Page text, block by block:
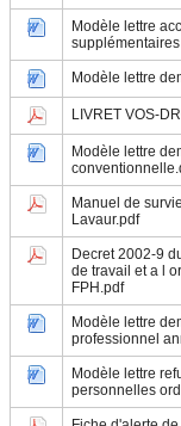
Modèle lettre
Modèle lettre
LIVRET VOS-
Modèle lettre
Manuel de
Lavaur.pdf
Decret 2002-9
de travail et a l
FPH.pdf
Modèle lettre
professionnel
Modèle lettre
personnelles